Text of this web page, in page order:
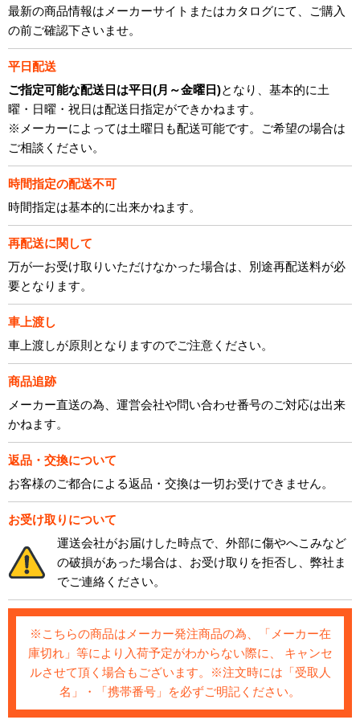
最新の商品情報はメーカーサイトまたはカタログにて、ご購入
の前ご確認下さいませ。
平日配送
ご指定可能な配送日は平日(月～金曜日)となり、基本的に土
曜・日曜・祝日は配送日指定ができかねます。
※メーカーによっては土曜日も配送可能です。ご希望の場合は
ご相談ください。
時間指定の配送不可
時間指定は基本的に出来かねます。
再配送に関して
万が一お受け取りいただけなかった場合は、別途再配送料が必
要となります。
車上渡し
車上渡しが原則となりますのでご注意ください。
商品追跡
メーカー直送の為、運営会社や問い合わせ番号のご対応は出来
かねます。
返品・交換について
お客様のご都合による返品・交換は一切お受けできません。
お受け取りについて
運送会社がお届けした時点で、外部に傷やへこみなど
の破損があった場合は、お受け取りを拒否し、弊社ま
でご連絡ください。
※こちらの商品はメーカー発注商品の為、「メーカー在
庫切れ」等により入荷予定がわからない際に、 キャンセ
ルさせて頂く場合もございます。※注文時には「受取人
名」・「携帯番号」を必ずご明記ください。